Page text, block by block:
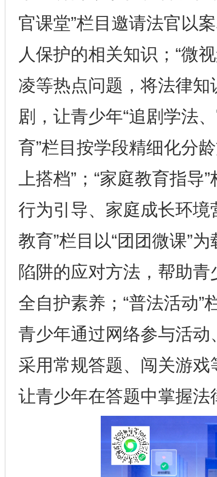
官课堂”栏目邀请法官以
人保护的相关知识；“微
凌等热点问题，将法律
剧，让青少年“追剧学法
育”栏目按学段精细化分
上搭档”；“家庭教育指
行为引导、家庭成长环境
教育”栏目以“团团微课”
陷阱的应对方法，帮助
全自护素养；“普法活动
青少年通过网络参与活动
采用常规答题、闯关游
让青少年在答题中掌握法